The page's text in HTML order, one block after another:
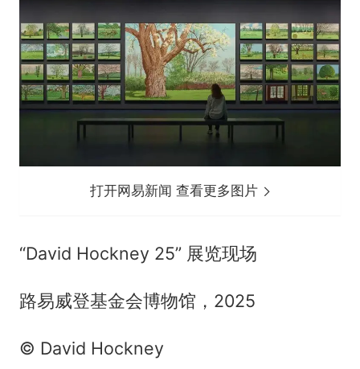
打开网易新闻 查看更多图片
“David Hockney 25” 展览现场
路易威登基金会博物馆，2025
© David Hockney